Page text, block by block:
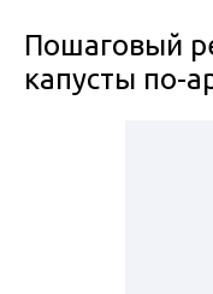
Пошаговый
капусты по-